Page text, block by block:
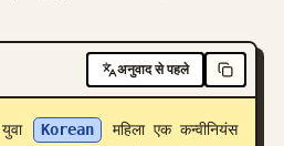
अनुवाद से पहले
Korean
महिला एक कन्वीनियंस